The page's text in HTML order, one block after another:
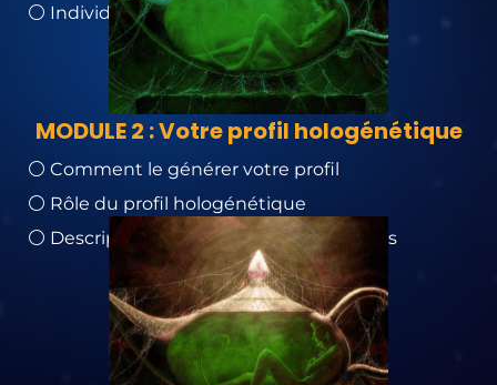
⚪ Individuation – Le but du voyage
MODULE 2 : Votre profil hologénétique
⚪ Comment le générer votre profil
⚪ Rôle du profil hologénétique
⚪ Description des éléments constituants